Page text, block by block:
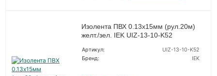
Изолента ПВХ 0.13х15мм (рул.20м)
желт./зел. IEK UIZ-13-10-K52
Артикул:
UIZ-13-10-K52
Бренд:
IEK